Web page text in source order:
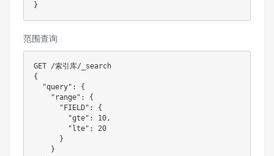
范围查询
GET /索引库/_search
{
  "query": {
    "range": {
      "FIELD": {
        "gte": 10,
        "lte": 20
      }
    }